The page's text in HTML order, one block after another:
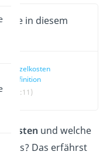
in diesem
Einzelkosten
Definition
(00:11)
und welche
es? Das erfährst